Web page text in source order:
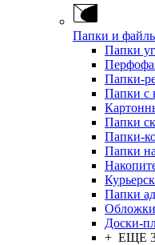
Папки и
Папки
Папки-
Папки с
Папки
Папки-
Папки
Папки
Обложки
Доски-
+ ЕЩЕ